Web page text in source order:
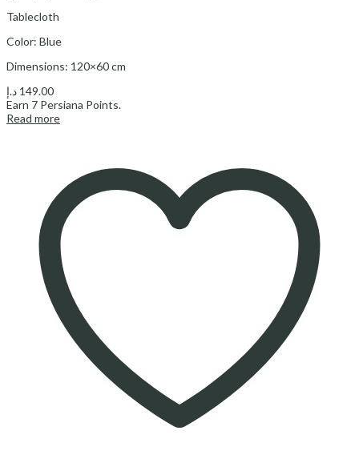
Tablecloth
Color: Blue
Dimensions: 120×60 cm
149.00 د.إ
Earn 7 Persiana Points.
Read more